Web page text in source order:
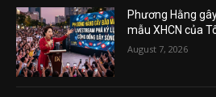
Phương Hằng
mẫu XHCN của
August 7, 2026